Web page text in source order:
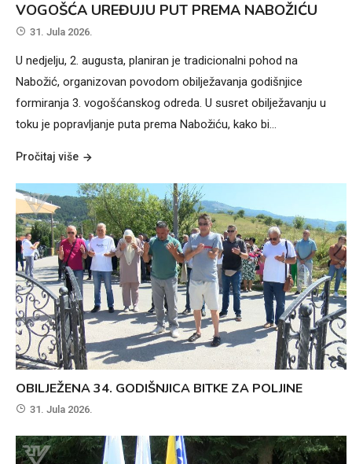
VOGOŠĆA UREĐUJU PUT PREMA NABOŽIĆU
31. Jula 2026.
U nedjelju, 2. augusta, planiran je tradicionalni pohod na
Nabožić, organizovan povodom obilježavanja godišnjice
formiranja 3. vogošćanskog odreda. U susret obilježavanju u
toku je popravljanje puta prema Nabožiću, kako bi…
Pročitaj više
OBILJEŽENA 34. GODIŠNJICA BITKE ZA POLJINE
31. Jula 2026.